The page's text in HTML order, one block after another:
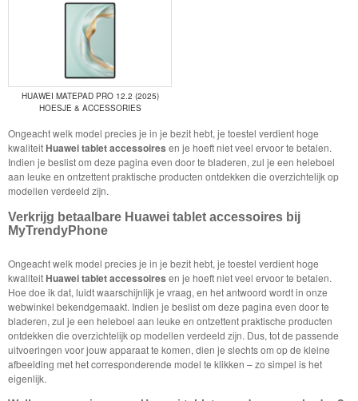
HUAWEI MATEPAD PRO 12.2 (2025)
HOESJE & ACCESSORIES
Ongeacht welk model precies je in je bezit hebt, je toestel verdient hoge
kwaliteitHuawei tablet accessoires en je hoeft niet veel ervoor te betalen.
Indien je beslist om deze pagina even door te bladeren, zul je een heleboel
aan leuke en ontzettent praktische producten ontdekken die overzichtelijk op
modellen verdeeld zijn.
Verkrijg betaalbare Huawei tablet accessoires bij
MyTrendyPhone
Ongeacht welk model precies je in je bezit hebt, je toestel verdient hoge
kwaliteitHuawei tablet accessoires en je hoeft niet veel ervoor te betalen.
Hoe doe ik dat, luidt waarschijnlijk je vraag, en het antwoord wordt in onze
webwinkel bekendgemaakt. Indien je beslist om deze pagina even door te
bladeren, zul je een heleboel aan leuke en ontzettent praktische producten
ontdekken die overzichtelijk op modellen verdeeld zijn. Dus, tot de passende
uitvoeringen voor jouw apparaat te komen, dien je slechts om op de kleine
afbeelding met het corresponderende model te klikken – zo simpel is het
eigenlijk.